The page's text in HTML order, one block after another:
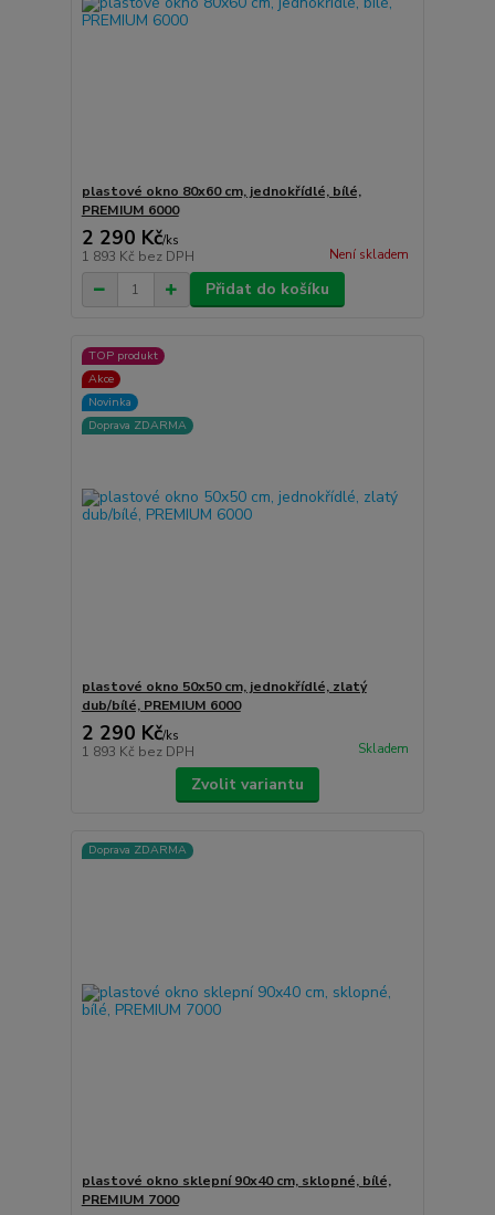
plastové okno 80x60 cm, jednokřídlé, bílé,
PREMIUM 6000
2 290 Kč/ks
1 893 Kč bez DPH Není skladem
Přidat do košíku
TOP produkt
Akce
Novinka
Doprava ZDARMA
plastové okno 50x50 cm, jednokřídlé, zlatý
dub/bílé, PREMIUM 6000
2 290 Kč/ks
1 893 Kč bez DPH Skladem
Zvolit variantu
Doprava ZDARMA
plastové okno sklepní 90x40 cm, sklopné, bílé,
PREMIUM 7000